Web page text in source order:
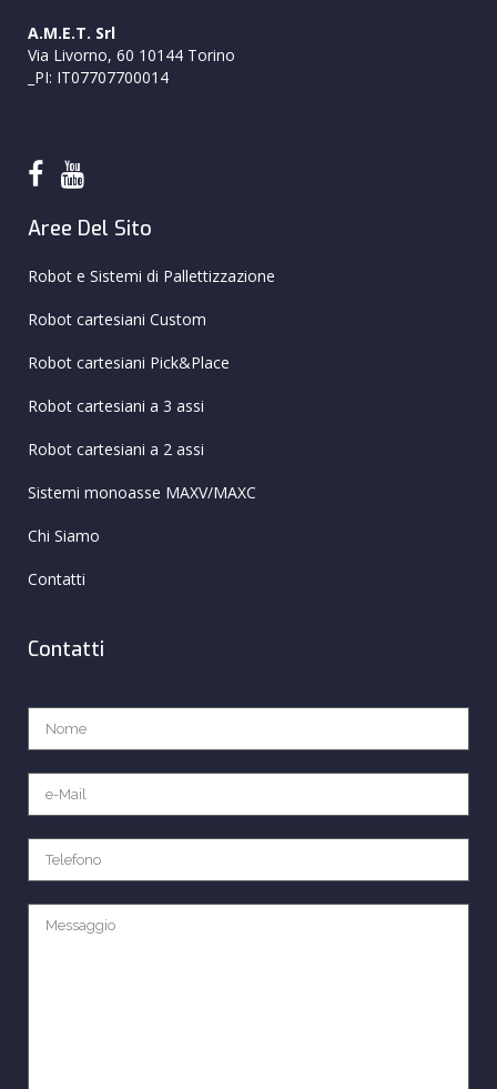
A.M.E.T. Srl
Via Livorno, 60 10144 Torino
_PI: IT07707700014
Aree Del Sito
Robot e Sistemi di Pallettizzazione
Robot cartesiani Custom
Robot cartesiani Pick&Place
Robot cartesiani a 3 assi
Robot cartesiani a 2 assi
Sistemi monoasse MAXV/MAXC
Chi Siamo
Contatti
Contatti